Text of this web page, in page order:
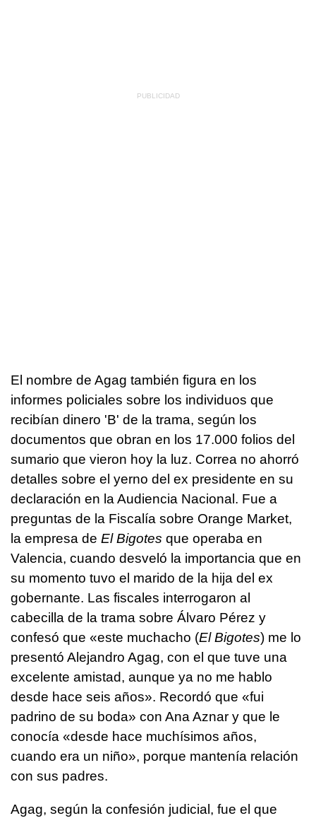
El nombre de Agag también figura en los
informes policiales sobre los individuos que
recibían dinero 'B' de la trama, según los
documentos que obran en los 17.000 folios del
sumario que vieron hoy la luz. Correa no ahorró
detalles sobre el yerno del ex presidente en su
declaración en la Audiencia Nacional. Fue a
preguntas de la Fiscalía sobre Orange Market,
la empresa de El Bigotes que operaba en
Valencia, cuando desveló la importancia que en
su momento tuvo el marido de la hija del ex
gobernante. Las fiscales interrogaron al
cabecilla de la trama sobre Álvaro Pérez y
confesó que «este muchacho (El Bigotes) me lo
presentó Alejandro Agag, con el que tuve una
excelente amistad, aunque ya no me hablo
desde hace seis años». Recordó que «fui
padrino de su boda» con Ana Aznar y que le
conocía «desde hace muchísimos años,
cuando era un niño», porque mantenía relación
con sus padres.
Agag, según la confesión judicial, fue el que